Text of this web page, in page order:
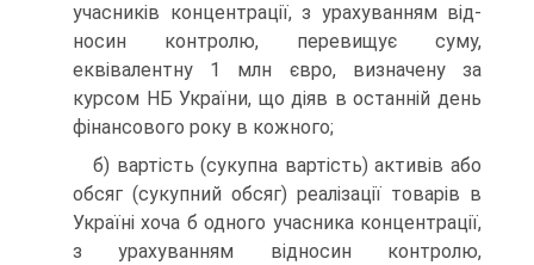
учасників концентрації, з урахуванням від­
носин контролю, перевищує суму,
еквівалентну 1 млн євро, визначену за
курсом НБ України, що діяв в останній день
фінансового року в кожного;
б) вартість (сукупна вартість) активів або
обсяг (сукупний обсяг) реалізації товарів в
Україні хоча б одного учасника концентрації,
з урахуванням відносин контролю,